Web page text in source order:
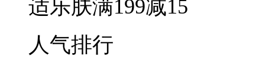
适乐肤满199减15
人气排行